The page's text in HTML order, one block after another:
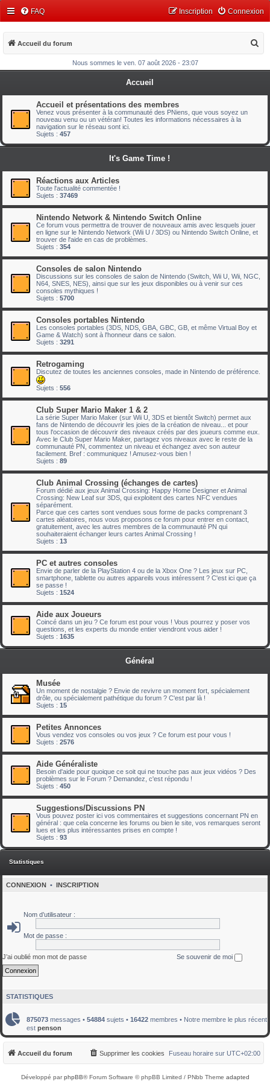
FAQ Connexion
Inscription
Accueil du forum
c
h
r
Nous sommes le ven. 07 août 2026 - 23:07
Accueil
Accueil et présentations des membres
Venez vous présenter à la communauté des PNiens, que vous soyez un
nouveau venu ou un vétéran! Toutes les informations nécessaires à la
navigation sur le réseau sont ici.
Sujets : 457
It's Game Time !
Réactions aux Articles
Toute l'actualité commentée !
Sujets : 37469
Nintendo Network & Nintendo Switch Online
Ce forum vous permettra de trouver de nouveaux amis avec lesquels jouer
en ligne sur le Nintendo Network (Wii U / 3DS) ou Nintendo Switch Online, et
trouver de l'aide en cas de problèmes.
Sujets : 354
Consoles de salon Nintendo
Discussions sur les consoles de salon de Nintendo (Switch, Wii U, Wii, NGC,
N64, SNES, NES), ainsi que sur les jeux disponibles ou à venir sur ces
consoles mythiques !
Sujets : 5700
Consoles portables Nintendo
Les consoles portables (3DS, NDS, GBA, GBC, GB, et même Virtual Boy et
Game & Watch) sont à l'honneur dans ce salon.
Sujets : 3291
Retrogaming
Discutez de toutes les anciennes consoles, made in Nintendo de préférence.
Sujets : 556
Club Super Mario Maker 1 & 2
La série Super Mario Maker (sur Wii U, 3DS et bientôt Switch) permet aux
fans de Nintendo de découvrir les joies de la création de niveau... et pour
tous l'occasion de découvrir des niveaux créés par des joueurs comme eux.
Avec le Club Super Mario Maker, partagez vos niveaux avec le reste de la
communauté PN, commentez un niveau et échangez avec son auteur
facilement. Bref : communiquez ! Amusez-vous bien !
Sujets : 89
Club Animal Crossing (échanges de cartes)
Forum dédié aux jeux Animal Crossing: Happy Home Designer et Animal
Crossing: New Leaf sur 3DS, qui exploitent des cartes NFC vendues
séparément.
Parce que ces cartes sont vendues sous forme de packs comprenant 3
cartes aléatoires, nous vous proposons ce forum pour entrer en contact,
gratuitement, avec les autres membres de la communauté PN qui
souhaiteraient échanger leurs cartes Animal Crossing !
Sujets : 13
PC et autres consoles
Envie de parler de la PlayStation 4 ou de la Xbox One ? Les jeux sur PC,
smartphone, tablette ou autres appareils vous intéressent ? C'est ici que ça
se passe !
Sujets : 1524
Aide aux Joueurs
Coincé dans un jeu ? Ce forum est pour vous ! Vous pourrez y poser vos
questions, et les experts du monde entier viendront vous aider !
Sujets : 1635
Général
Musée
Un moment de nostalgie ? Envie de revivre un moment fort, spécialement
drôle, ou spécialement pathétique du forum ? C'est par là !
Sujets : 15
Petites Annonces
Vous vendez vos consoles ou vos jeux ? Ce forum est pour vous !
Sujets : 2576
Aide Généraliste
Besoin d'aide pour quoique ce soit qui ne touche pas aux jeux vidéos ? Des
problèmes sur le Forum ? Demandez, c'est répondu !
Sujets : 450
Suggestions/Discussions PN
Vous pouvez poster ici vos commentaires et suggestions concernant PN en
général : que cela concerne les forums ou bien le site, vos remarques seront
lues et les plus intéressantes prises en compte !
Sujets : 93
Statistiques
CONNEXION • INSCRIPTION
Nom d’utilisateur :
Mot de passe :
J’ai oublié mon mot de passe Se souvenir de moi
STATISTIQUES
875073 messages • 54884 sujets • 16422 membres • Notre membre le plus récent
est penson
Accueil du forum Fuseau horaire sur UTC+02:00
Supprimer les cookies
Développé parphpBB® Forum Software © phpBB Limited / PNbb Theme adapted